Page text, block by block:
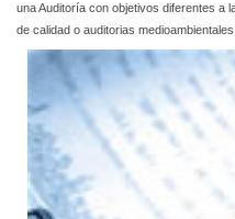
una Auditoría con objetivos diferentes a
de calidad o auditorias medioambientales.